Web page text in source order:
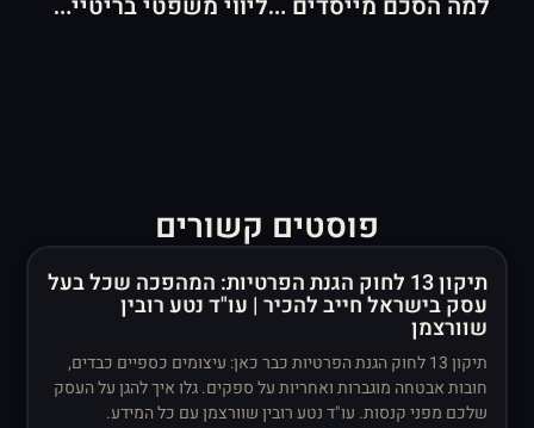
פוסטים קשורים
תיקון 13 לחוק הגנת הפרטיות: המהפכה שכל בעל
עסק בישראל חייב להכיר | עו"ד נטע רובין
שוורצמן
תיקון 13 לחוק הגנת הפרטיות כבר כאן: עיצומים כספיים כבדים,
חובות אבטחה מוגברות ואחריות על ספקים. גלו איך להגן על העסק
שלכם מפני קנסות. עו"ד נטע רובין שוורצמן עם כל המידע.